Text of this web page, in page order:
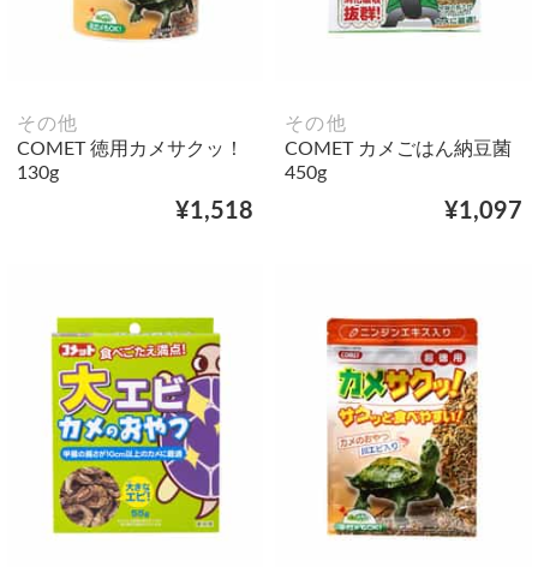
その他
COMET 徳用カメサクッ！
130g
¥1,518
その他
COMET カメごはん納豆菌
450g
¥1,097